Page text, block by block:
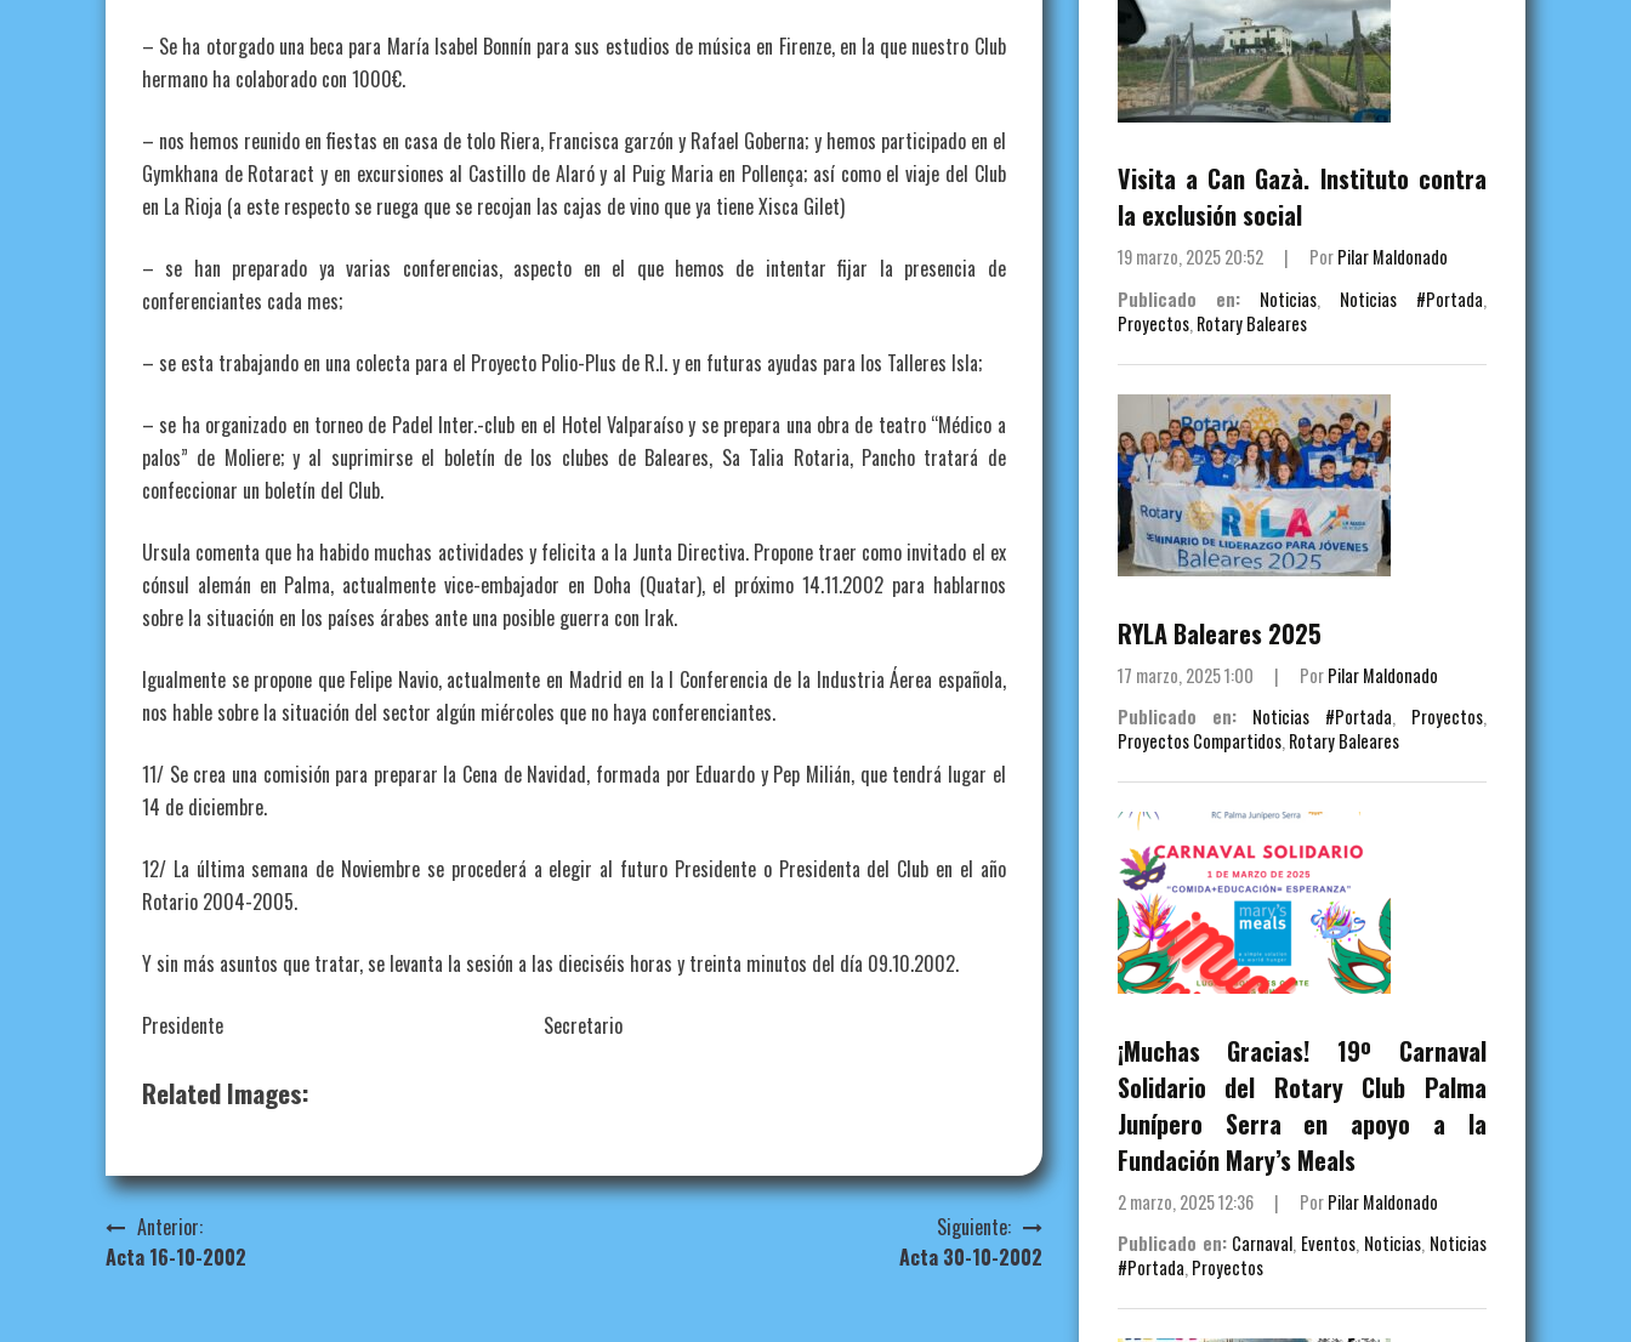
– Se ha otorgado una beca para María Isabel Bonnín para sus estudios de música en Firenze, en la que nuestro Club
hermano ha colaborado con 1000€.
– nos hemos reunido en fiestas en casa de tolo Riera, Francisca garzón y Rafael Goberna; y hemos participado en el
Gymkhana de Rotaract y en excursiones al Castillo de Alaró y al Puig Maria en Pollença; así como el viaje del Club
en La Rioja (a este respecto se ruega que se recojan las cajas de vino que ya tiene Xisca Gilet)
– se han preparado ya varias conferencias, aspecto en el que hemos de intentar fijar la presencia de
conferenciantes cada mes;
– se esta trabajando en una colecta para el Proyecto Polio-Plus de R.I. y en futuras ayudas para los Talleres Isla;
– se ha organizado en torneo de Padel Inter.-club en el Hotel Valparaíso y se prepara una obra de teatro “Médico a
palos” de Moliere; y al suprimirse el boletín de los clubes de Baleares, Sa Talia Rotaria, Pancho tratará de
confeccionar un boletín del Club.
Ursula comenta que ha habido muchas actividades y felicita a la Junta Directiva. Propone traer como invitado el ex
cónsul alemán en Palma, actualmente vice-embajador en Doha (Quatar), el próximo 14.11.2002 para hablarnos
sobre la situación en los países árabes ante una posible guerra con Irak.
Igualmente se propone que Felipe Navio, actualmente en Madrid en la I Conferencia de la Industria Áerea española,
nos hable sobre la situación del sector algún miércoles que no haya conferenciantes.
11/ Se crea una comisión para preparar la Cena de Navidad, formada por Eduardo y Pep Milián, que tendrá lugar el
14 de diciembre.
12/ La última semana de Noviembre se procederá a elegir al futuro Presidente o Presidenta del Club en el año
Rotario 2004-2005.
Y sin más asuntos que tratar, se levanta la sesión a las dieciséis horas y treinta minutos del día 09.10.2002.
Presidente Secretario
Related Images:
Navegación
de
Anterior:
Acta 16-10-2002
Siguiente:
Acta 30-10-2002
Visita a Can Gazà. Instituto contra
la exclusión social
19 marzo, 2025 20:52 | PorPilar Maldonado
Publicado en:
Noticias, Noticias #Portada,
Proyectos, Rotary Baleares
RYLA Baleares 2025
17 marzo, 2025 1:00 | PorPilar Maldonado
Publicado en:
Noticias #Portada, Proyectos,
Proyectos Compartidos, Rotary Baleares
¡Muchas Gracias! 19º Carnaval
Solidario del Rotary Club Palma
Junípero Serra en apoyo a la
Fundación Mary’s Meals
2 marzo, 2025 12:36 | PorPilar Maldonado
Publicado en: Carnaval, Eventos, Noticias, Noticias
#Portada, Proyectos